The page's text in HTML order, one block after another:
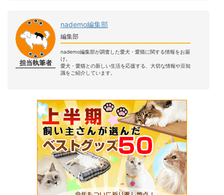
担当執筆者
nademo編集部
編集部
nademo編集部が調査した愛犬・愛猫に関する情報をお届
け。
愛犬・愛猫との新しい生活を応援する、大切な情報や豆知
識をご紹介しています。